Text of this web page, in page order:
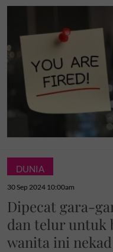
DUNIA
30 Sep 2024 10:00am
Dipecat gara-
dan telur untuk
wanita ini